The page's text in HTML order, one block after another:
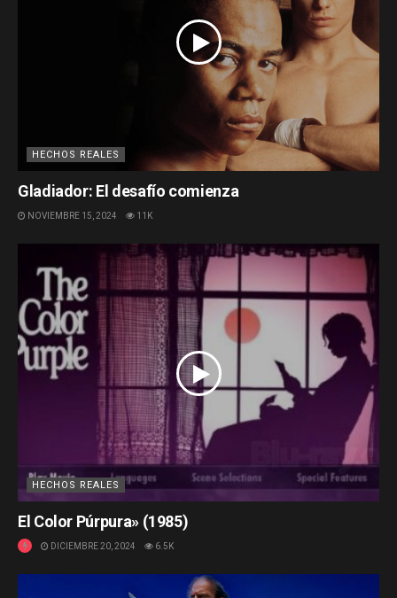
HECHOS REALES
Gladiador: El desafío comienza
NOVIEMBRE 15, 2024 11K
HECHOS REALES
El Color Púrpura» (1985)
DICIEMBRE 20, 2024 6.5K